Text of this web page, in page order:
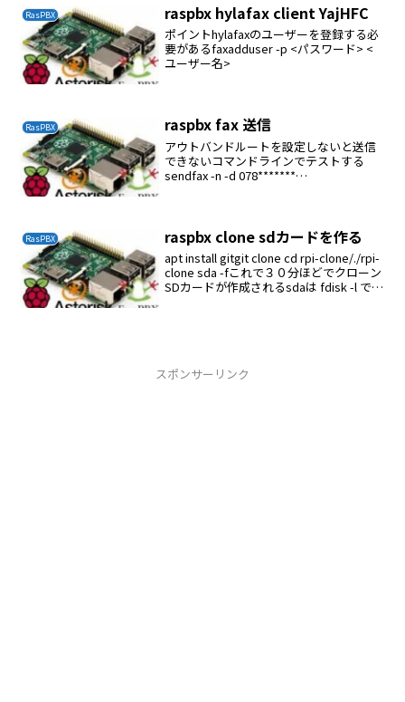
RasPBX raspbx hylafax client YajHFC
ポイントhylafaxのユーザーを登録する必
要があるfaxadduser -p <パスワード> <
ユーザー名>
RasPBX raspbx fax 送信
アウトバンドルートを設定しないと送信
できないコマンドラインでテストする
sendfax -n -d 078*******
RasPBX raspbx clone sdカードを作る
apt install gitgit clone cd rpi-clone/./rpi-
clone sda -fこれで３０分ほどでクローン
SDカードが作成されるsdaは fdisk -l で確
スポンサーリンク